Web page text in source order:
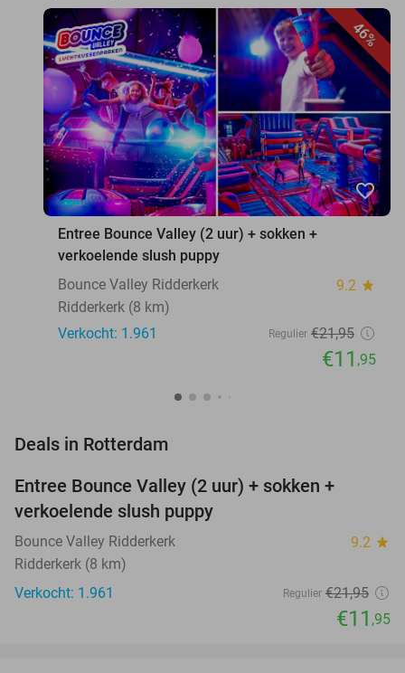
46%
favorite_border
Entree Bounce Valley (2 uur) + sokken +
verkoelende slush puppy
Bounce Valley Ridderkerk
9.2 star
Ridderkerk (8 km)
Verkocht: 1.961
Regulier €21,95
€11 ,95
Deals in Rotterdam
Entree Bounce Valley (2 uur) + sokken +
verkoelende slush puppy
Bounce Valley Ridderkerk 9.2 star
Ridderkerk (8 km)
Verkocht: 1.961
Regulier €21,95
€11 ,95